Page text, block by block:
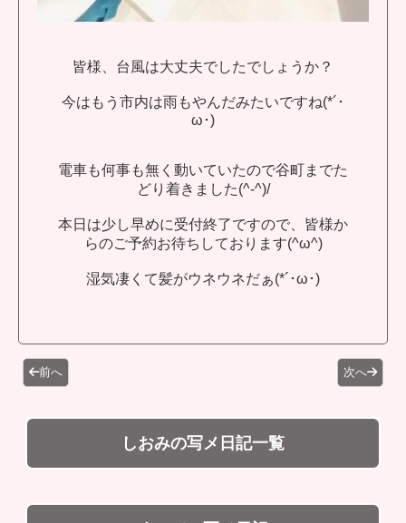
皆様、台風は大丈夫でしたでしょうか？
今はもう市内は雨もやんだみたいですね(*´･
ω･)
電車も何事も無く動いていたので谷町までた
どり着きました(^-^)/
本日は少し早めに受付終了ですので、皆様か
らのご予約お待ちしております(^ω^)
湿気凄くて髪がウネウネだぁ(*´･ω･)
前へ 次へ
しおみの写メ日記一覧